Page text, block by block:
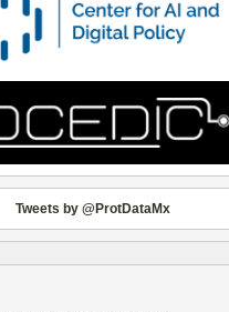
Tweets by @ProtDataMx